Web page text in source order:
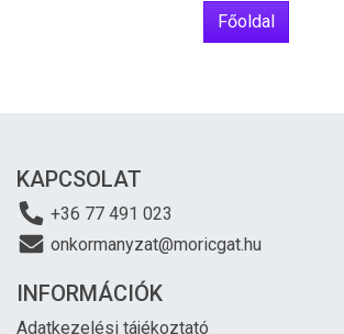
Főoldal
KAPCSOLAT
+36 77 491 023
onkormanyzat@moricgat.hu
INFORMÁCIÓK
Adatkezelési tájékoztató